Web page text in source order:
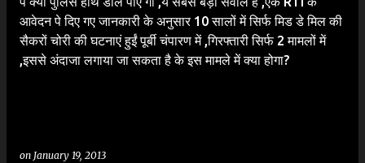
आवेदन पे दिए गए जानकारी के अनुसार 10 सालों में सिर्फ मिड डे मिल की
सैकरों चोरी की घटनाएं हुईं पूर्बी चंपारण में ,गिरफ्तारी सिर्फ 2 मामलों में
,इससे अंदाजा लगाया जा सकता है के इस मामले में क्या होगा?
on January 19, 2013